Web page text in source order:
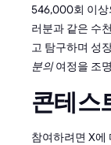
546,000회 이상
러분과 같은 수
고 탐구하며 성
분의여정을 조
콘테스
참여하려면 X에